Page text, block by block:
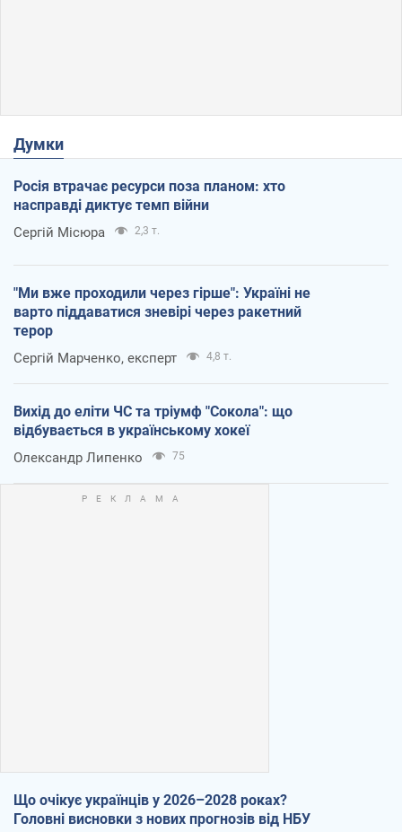
Думки
Росія втрачає ресурси поза планом: хто
насправді диктує темп війни
Сергій Місюра 2,3 т.
"Ми вже проходили через гірше": Україні не
варто піддаватися зневірі через ракетний
терор
Сергій Марченко, експерт 4,8 т.
Вихід до еліти ЧС та тріумф "Сокола": що
відбувається в українському хокеї
Олександр Липенко 75
Що очікує українців у 2026–2028 роках?
Головні висновки з нових прогнозів від НБУ